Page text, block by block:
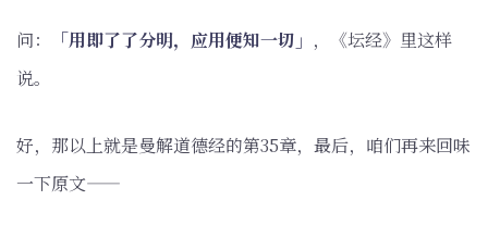
问： 「用即了了分明，应用便知一切」 ，《坛经》里这样
说。
好，那以上就是曼解道德经的第35章，最后，咱们再来回味
一下原文——